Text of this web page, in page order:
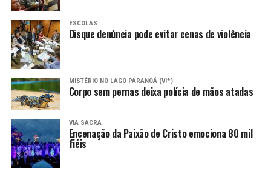
ESCOLAS
Disque denúncia pode evitar cenas de violência
MISTÉRIO NO LAGO PARANOÁ (VI*)
Corpo sem pernas deixa polícia de mãos atadas
VIA SACRA
Encenação da Paixão de Cristo emociona 80 mil
fiéis